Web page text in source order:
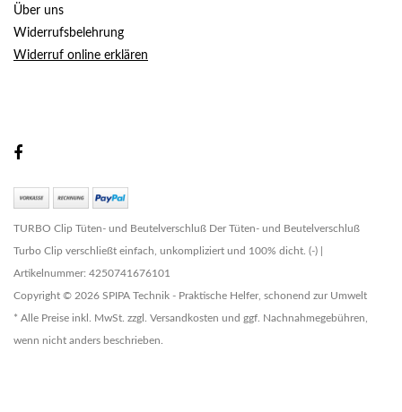
Über uns
Widerrufsbelehrung
Widerruf online erklären
TURBO Clip Tüten- und Beutelverschluß Der Tüten- und Beutelverschluß
Turbo Clip verschließt einfach, unkompliziert und 100% dicht. (-) |
Artikelnummer: 4250741676101
Copyright © 2026 SPIPA Technik - Praktische Helfer, schonend zur Umwelt
* Alle Preise inkl. MwSt. zzgl. Versandkosten und ggf. Nachnahmegebühren,
wenn nicht anders beschrieben.